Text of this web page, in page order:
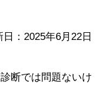
日：2025年6月22日
断では問題ないけ